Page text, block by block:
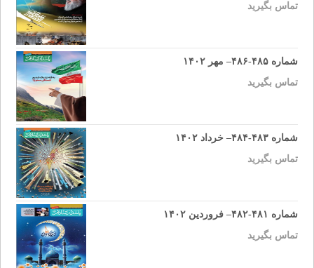
تماس بگیرید
شماره ۴۸۵-۴۸۶– مهر ۱۴۰۲
تماس بگیرید
شماره ۴۸۳-۴۸۴– خرداد ۱۴۰۲
تماس بگیرید
شماره ۴۸۱-۴۸۲– فروردین ۱۴۰۲
تماس بگیرید